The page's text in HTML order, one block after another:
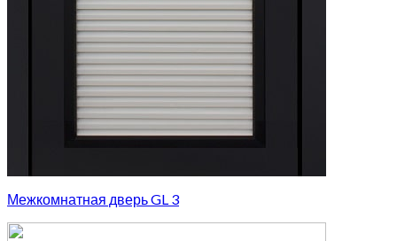
Межкомнатная дверь GL 3